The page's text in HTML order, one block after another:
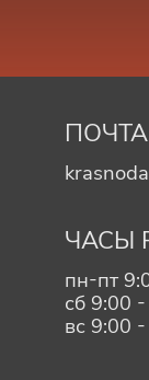
ПОЧТА
ЧАСЫ
пн-пт
сб 9:00
вс 9:00